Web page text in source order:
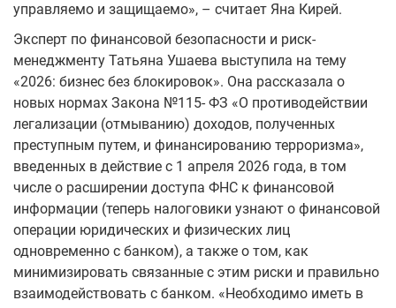
управляемо и защищаемо», – считает Яна Кирей.
Эксперт по финансовой безопасности и риск-
менеджменту Татьяна Ушаева выступила на тему
«2026: бизнес без блокировок». Она рассказала о
новых нормах Закона №115- ФЗ «О противодействии
легализации (отмыванию) доходов, полученных
преступным путем, и финансированию терроризма»,
введенных в действие с 1 апреля 2026 года, в том
числе о расширении доступа ФНС к финансовой
информации (теперь налоговики узнают о финансовой
операции юридических и физических лиц
одновременно с банком), а также о том, как
минимизировать связанные с этим риски и правильно
взаимодействовать с банком. «Необходимо иметь в